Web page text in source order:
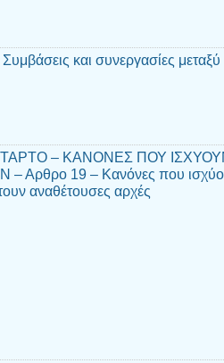
και συνεργασίες
– ΚΑΝΟΝΕΣ ΠΟΥ ΙΣΧΥΟΥΝ
Αρθρο 19 – Κανόνες που
αναθέτουσες αρχές